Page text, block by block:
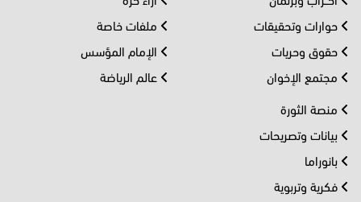
حوارات وتحقيقات
حقوق وحريات
مجتمع الإخوان
ملفات خاصة
الإمام المؤسس
عالم الرياضة
منصة الثورة
بيانات وتصريحات
بانوراما
فكرية وتربوية